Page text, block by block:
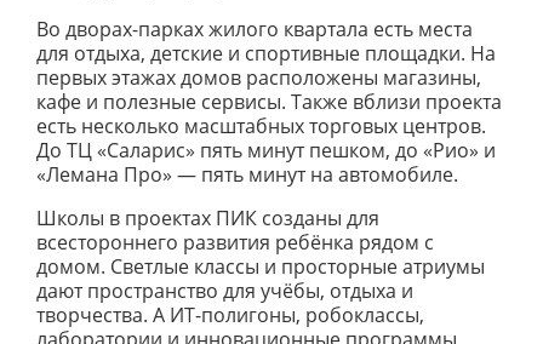
Во дворах-парках жилого квартала есть места
для отдыха, детские и спортивные площадки. На
первых этажах домов расположены магазины,
кафе и полезные сервисы. Также вблизи проекта
есть несколько масштабных торговых центров.
До ТЦ «Саларис» пять минут пешком, до «Рио» и
«Лемана Про» — пять минут на автомобиле.
Школы в проектах ПИК созданы для
всестороннего развития ребёнка рядом с
домом. Светлые классы и просторные атриумы
дают пространство для учёбы, отдыха и
творчества. А ИТ-полигоны, робоклассы,